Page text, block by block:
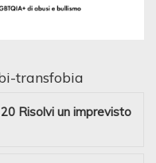
transfobia
Risolvi un imprevisto